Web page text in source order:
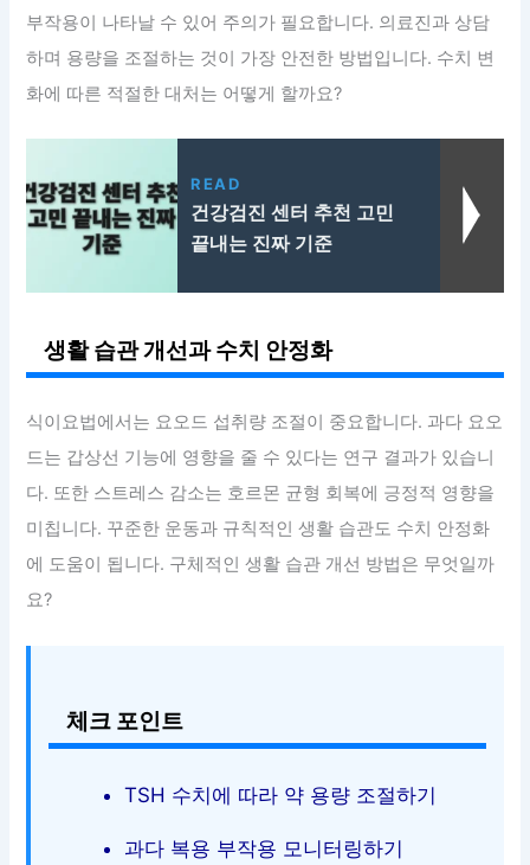
부작용이 나타날 수 있어 주의가 필요합니다. 의료진과 상담
하며 용량을 조절하는 것이 가장 안전한 방법입니다. 수치 변
화에 따른 적절한 대처는 어떻게 할까요?
READ
건강검진 센터 추천 고민
끝내는 진짜 기준
생활 습관 개선과 수치 안정화
식이요법에서는 요오드 섭취량 조절이 중요합니다. 과다 요오
드는 갑상선 기능에 영향을 줄 수 있다는 연구 결과가 있습니
다. 또한 스트레스 감소는 호르몬 균형 회복에 긍정적 영향을
미칩니다. 꾸준한 운동과 규칙적인 생활 습관도 수치 안정화
에 도움이 됩니다. 구체적인 생활 습관 개선 방법은 무엇일까
요?
체크 포인트
TSH 수치에 따라 약 용량 조절하기
과다 복용 부작용 모니터링하기